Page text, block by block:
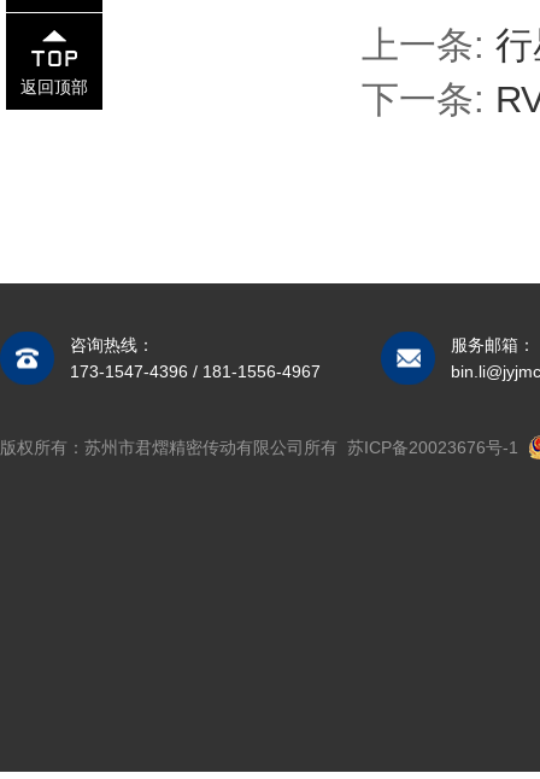
上一条:
下一条:
咨询热线：
173-1547-4396 / 181-1556-4967
服务邮箱：
版权所有：苏州市君熠精密传动有限公司所有 苏ICP备20023676号-1
返回顶部